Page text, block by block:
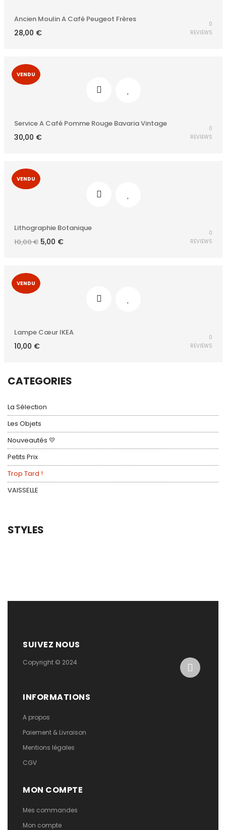
CATEGORIES
La Sélection
Les Objets
Nouveautés 💛
Petits Prix
Trop Tard !
VAISSELLE
STYLES
Ancien Moulin A Café Peugeot Frères
28,00 €
0
REVIEWS
VENDU
Service A Café Pomme Rouge Bavaria Vintage
30,00 €
0
REVIEWS
VENDU
Lithographie Botanique
10,00€ Le
prix
5,00 €Le
prix
0
REVIEWS
VENDU
Lampe Cœur IKEA
10,00 €
0
REVIEWS
SUIVEZ NOUS
Copyright © 2024
INFORMATIONS
A propos
Paiement & Livraison
Mentions légales
CGV
MON COMPTE
Mes commandes
Mon compte